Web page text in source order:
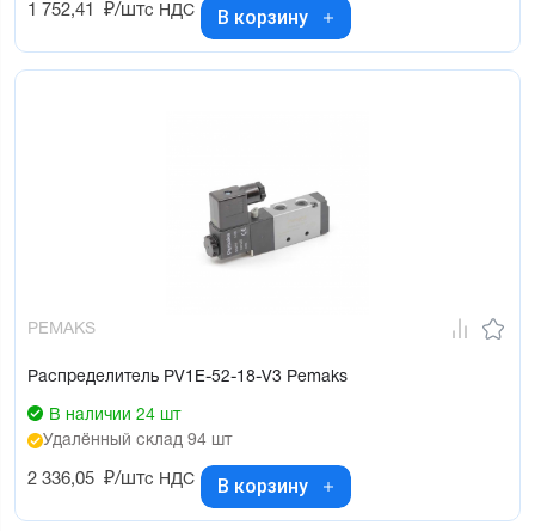
1 752,41 ₽/штс НДС В корзину
PEMAKS
Распределитель PV1E-52-18-V3 Pemaks
В наличии 24 шт
Удалённый склад 94 шт
2 336,05 ₽/штс НДС В корзину